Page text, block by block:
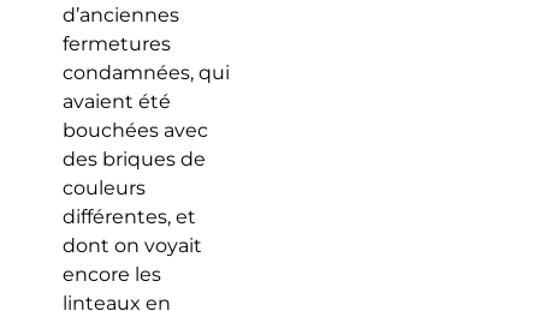
d’anciennes
fermetures
condamnées, qui
avaient été
bouchées avec
des briques de
couleurs
différentes, et
dont on voyait
encore les
linteaux en